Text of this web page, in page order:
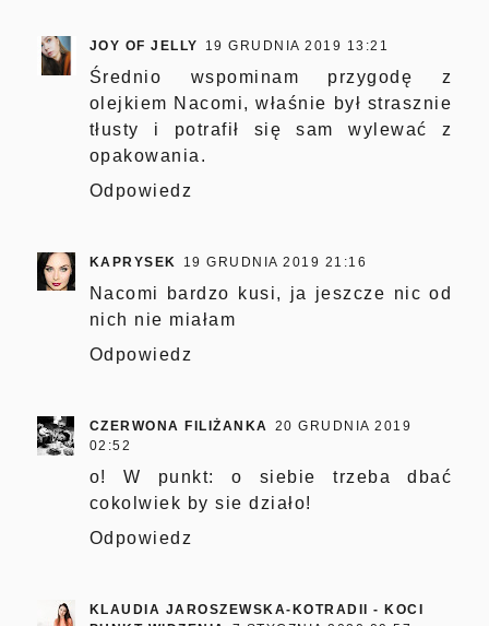
JOY OF JELLY 19 GRUDNIA 2019 13:21
Średnio wspominam przygodę z
olejkiem Nacomi, właśnie był strasznie
tłusty i potrafił się sam wylewać z
opakowania.
Odpowiedz
KAPRYSEK 19 GRUDNIA 2019 21:16
Nacomi bardzo kusi, ja jeszcze nic od
nich nie miałam
Odpowiedz
CZERWONA FILIŻANKA 20 GRUDNIA 2019
02:52
o! W punkt: o siebie trzeba dbać
cokolwiek by sie działo!
Odpowiedz
KLAUDIA JAROSZEWSKA-KOTRADII - KOCI